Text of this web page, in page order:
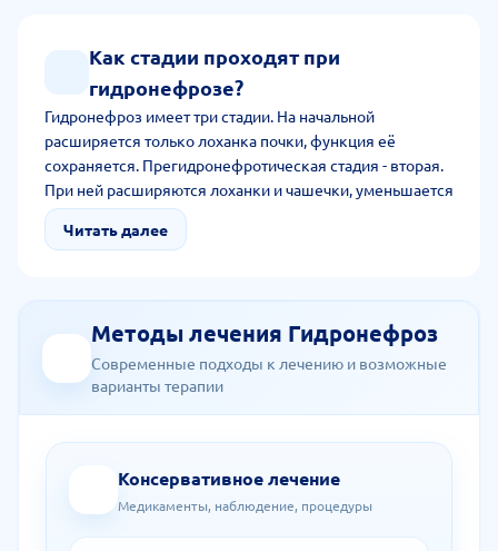
Как стадии проходят при
гидронефрозе?
Гидронефроз имеет три стадии. На начальной
расширяется только лоханка почки, функция её
сохраняется. Прегидронефротическая стадия - вторая.
При ней расширяются лоханки и чашечки, уменьшается
толщина паренхимы. Функция почки снижается до 40%.
Терминальная третья стадия характеризуется сильной
Читать далее
Методы лечения Гидронефроз
Современные подходы к лечению и возможные
варианты терапии
Консервативное лечение
Медикаменты, наблюдение, процедуры